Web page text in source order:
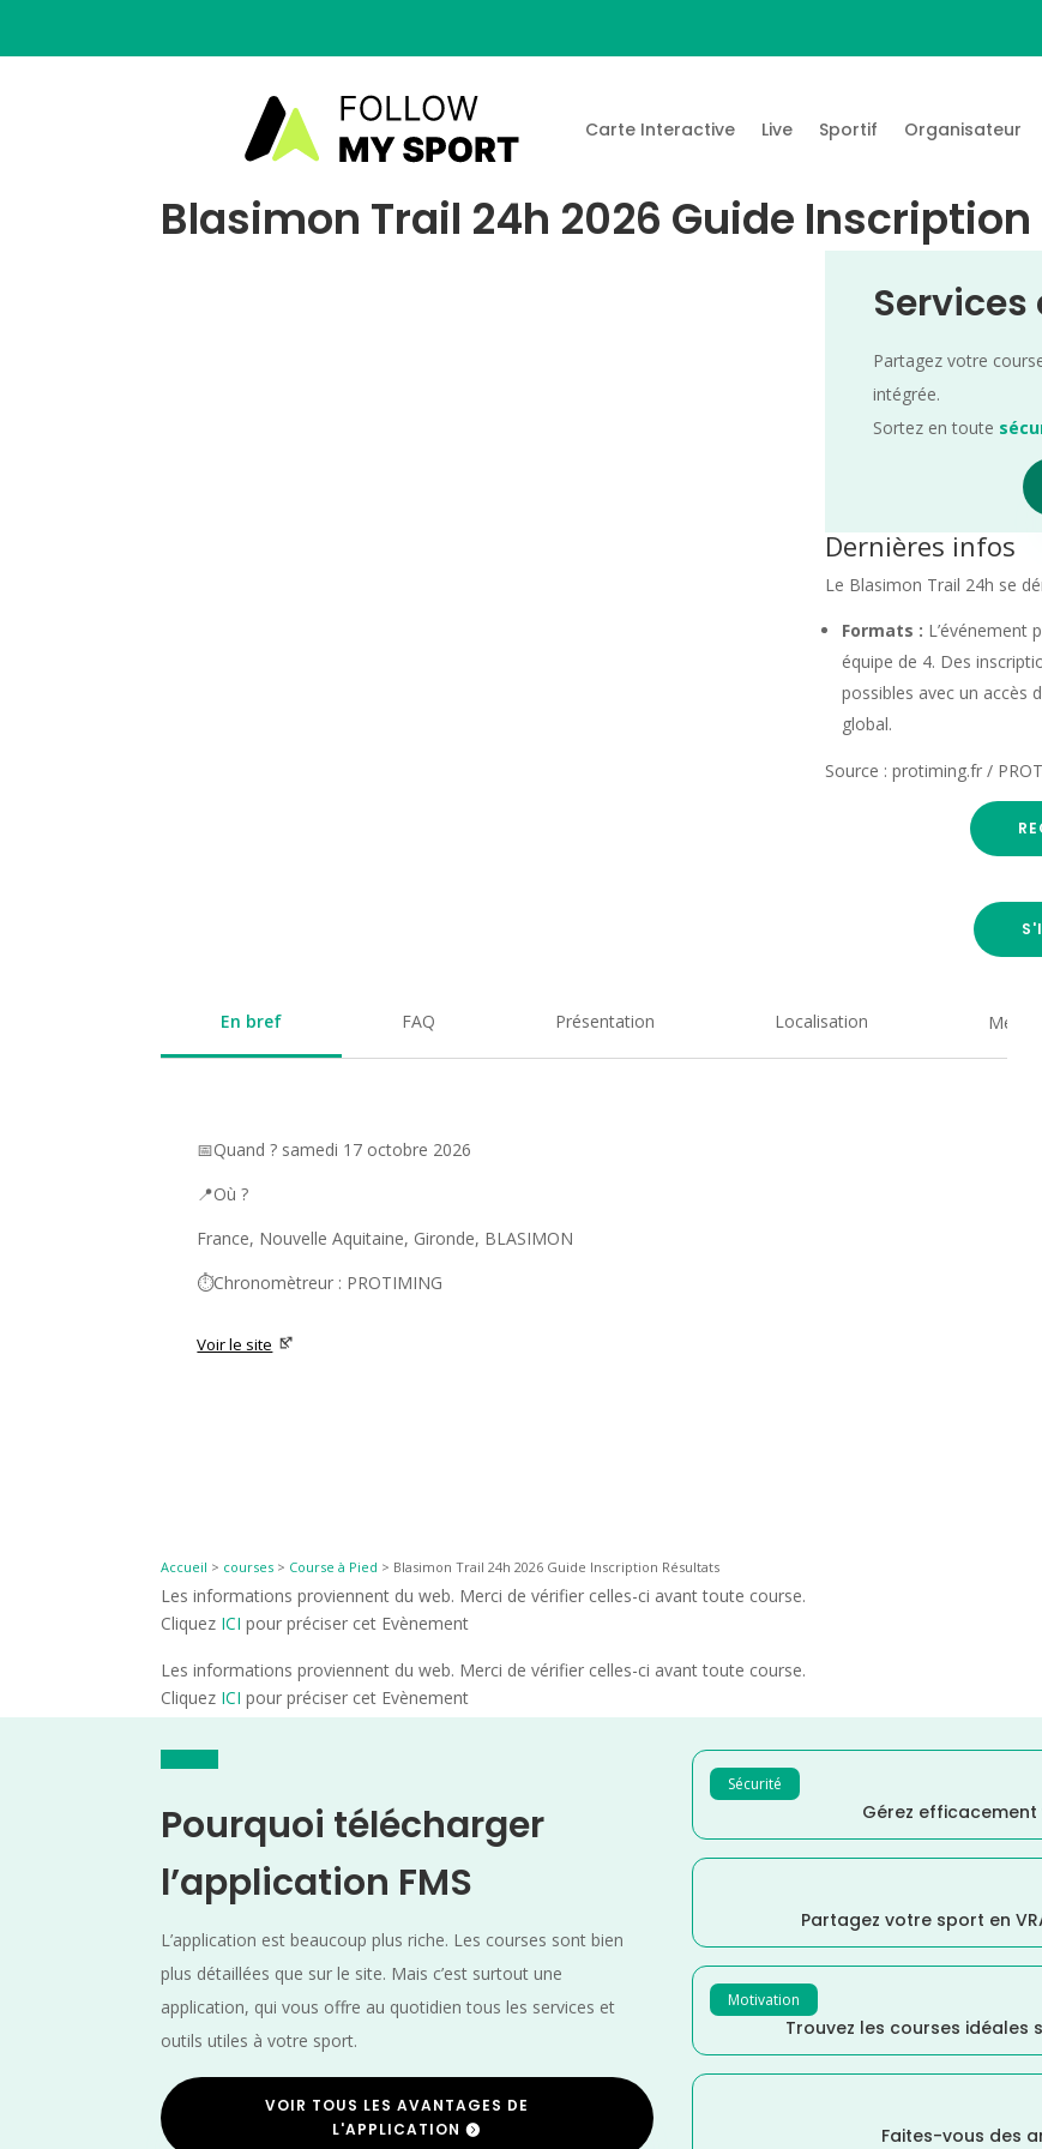
Carte Interactive Live Sportif Organisateur
Blasimon Trail 24h 2026 Guide
Services
Partagez votre
intégrée.
Sortez en toute
Dernières infos
Le Blasimon Trail 24h se
Formats : L’événement
équipe de 4. Des
possibles avec un accès
global.
Source : protiming.fr /
En bref FAQ Présentation Localisation Medias
📅Quand ? samedi 17 octobre 2026
📍Où ?
France, Nouvelle Aquitaine, Gironde, BLASIMON
⏱️Chronomètreur : PROTIMING
Voir le site
Accueil > courses > Course à Pied > Blasimon Trail 24h 2026 Guide Inscription Résultats
Les informations proviennent du web. Merci de vérifier celles-ci avant toute course.
Cliquez ICI pour préciser cet Evènement
Les informations proviennent du web. Merci de vérifier celles-ci avant toute course.
Cliquez ICI pour préciser cet Evènement
Pourquoi télécharger
l’application FMS
L’application est beaucoup plus riche. Les courses sont bien
plus détaillées que sur le site. Mais c’est surtout une
application, qui vous offre au quotidien tous les services et
outils utiles à votre sport.
VOIR TOUS LES AVANTAGES DE
L'APPLICATION
Sécurité
Gérez
Partagez votre sport en
Motivation
Trouvez les courses idéales
Faites-vous des